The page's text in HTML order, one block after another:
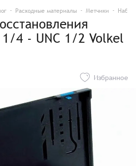
Расходные материалы Метчики Набор
1/4 - UNC 1/2 Volkel
Избранное